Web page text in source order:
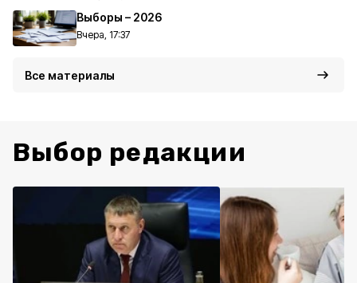
Выборы – 2026
Вчера, 17:37
Все материалы
Выбор редакции